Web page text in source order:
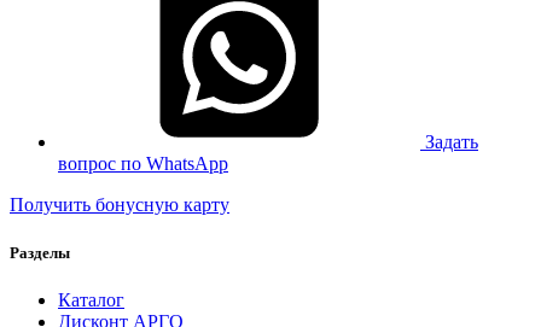
Задать
вопрос по WhatsApp
Получить бонусную карту
Разделы
Каталог
Дисконт АРГО